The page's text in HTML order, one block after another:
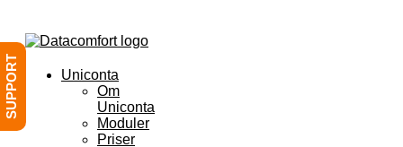
Uniconta
Om
Uniconta
Moduler
Priser
SUPPORT